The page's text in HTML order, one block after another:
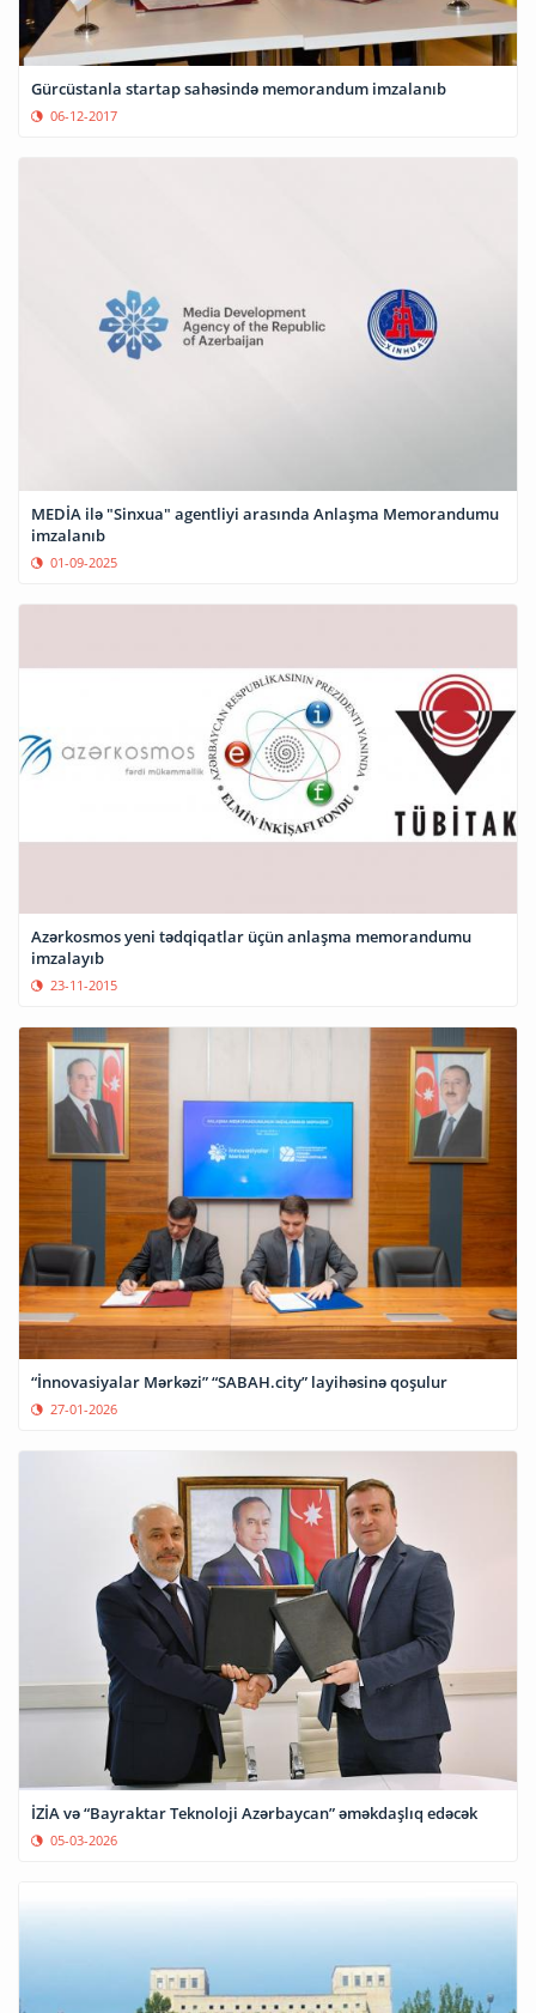
Gürcüstanla startap sahəsində memorandum imzalanıb
06-12-2017
MEDİA ilə "Sinxua" agentliyi arasında Anlaşma Memorandumu
imzalanıb
01-09-2025
Azərkosmos yeni tədqiqatlar üçün anlaşma memorandumu
imzalayıb
23-11-2015
“İnnovasiyalar Mərkəzi” “SABAH.city” layihəsinə qoşulur
27-01-2026
İZİA və “Bayraktar Teknoloji Azərbaycan” əməkdaşlıq edəcək
05-03-2026